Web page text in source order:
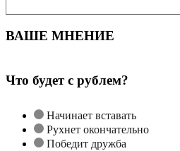
ВАШЕ МНЕНИЕ
Что будет с рублем?
Начинает вставать
Рухнет окончательно
Победит дружба